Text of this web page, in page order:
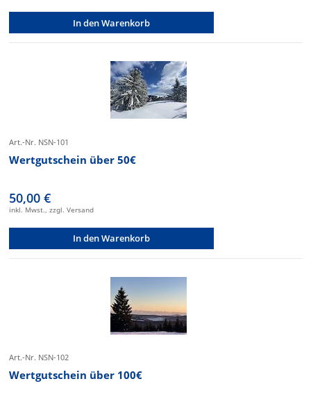
In den Warenkorb
Art.-Nr. NSN-101
Wertgutschein über 50€
50,00 €
inkl. Mwst., zzgl. Versand
In den Warenkorb
Art.-Nr. NSN-102
Wertgutschein über 100€